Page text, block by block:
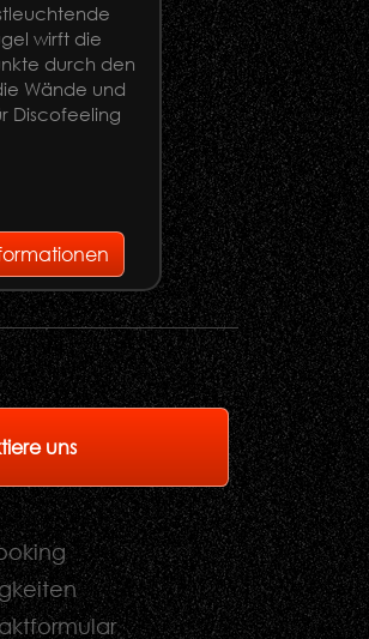
wirft die
durch den
Wände und
Discofeeling
Lichtständer für
Montage von
(Apestick 4,
Apestick
Mehr
uns